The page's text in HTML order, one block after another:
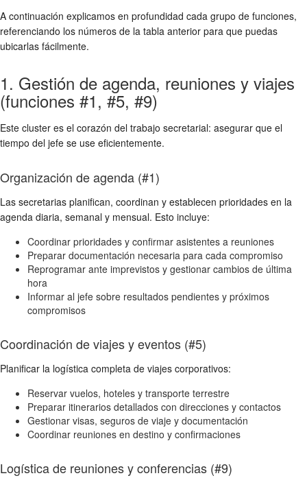
A continuación explicamos en profundidad cada grupo de funciones,
referenciando los números de la tabla anterior para que puedas
ubicarlas fácilmente.
1. Gestión de agenda, reuniones y viajes
(funciones #1, #5, #9)
Este cluster es el corazón del trabajo secretarial: asegurar que el
tiempo del jefe se use eficientemente.
Organización de agenda (#1)
Las secretarias planifican, coordinan y establecen prioridades en la
agenda diaria, semanal y mensual. Esto incluye:
Coordinar prioridades y confirmar asistentes a reuniones
Preparar documentación necesaria para cada compromiso
Reprogramar ante imprevistos y gestionar cambios de última
hora
Informar al jefe sobre resultados pendientes y próximos
compromisos
Coordinación de viajes y eventos (#5)
Planificar la logística completa de viajes corporativos:
Reservar vuelos, hoteles y transporte terrestre
Preparar itinerarios detallados con direcciones y contactos
Gestionar visas, seguros de viaje y documentación
Coordinar reuniones en destino y confirmaciones
Logística de reuniones y conferencias (#9)